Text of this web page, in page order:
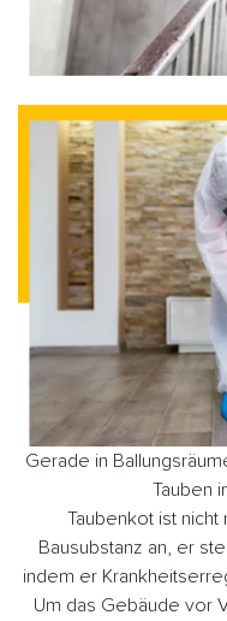
Gerade in
Tauben
Taubenkot ist nicht
Bausubstanz an, er
indem er
Um das Gebäude vor